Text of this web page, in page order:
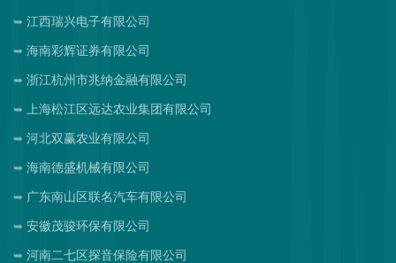
江西瑞兴电子有限公司
海南彩辉证券有限公司
浙江杭州市兆纳金融有限公司
上海松江区远达农业集团有限公司
河北双赢农业有限公司
海南德盛机械有限公司
广东南山区联名汽车有限公司
安徽茂骏环保有限公司
河南二七区探音保险有限公司